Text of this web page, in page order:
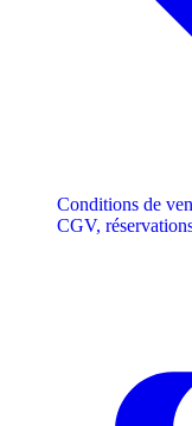
Conditions de
CGV,